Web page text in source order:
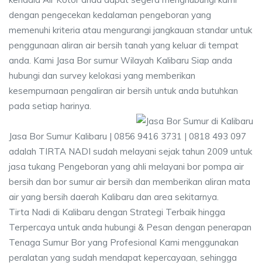
dengan pengecekan kedalaman pengeboran yang
memenuhi kriteria atau mengurangi jangkauan standar untuk
penggunaan aliran air bersih tanah yang keluar di tempat
anda. Kami Jasa Bor sumur Wilayah Kalibaru Siap anda
hubungi dan survey kelokasi yang memberikan
kesempurnaan pengaliran air bersih untuk anda butuhkan
pada setiap harinya.
Jasa Bor Sumur Kalibaru | 0856 9416 3731 | 0818 493 097
adalah TIRTA NADI sudah melayani sejak tahun 2009 untuk
jasa tukang Pengeboran yang ahli melayani bor pompa air
bersih dan bor sumur air bersih dan memberikan aliran mata
air yang bersih daerah Kalibaru dan area sekitarnya.
Tirta Nadi di Kalibaru dengan Strategi Terbaik hingga
Terpercaya untuk anda hubungi & Pesan dengan penerapan
Tenaga Sumur Bor yang Profesional Kami menggunakan
peralatan yang sudah mendapat kepercayaan, sehingga